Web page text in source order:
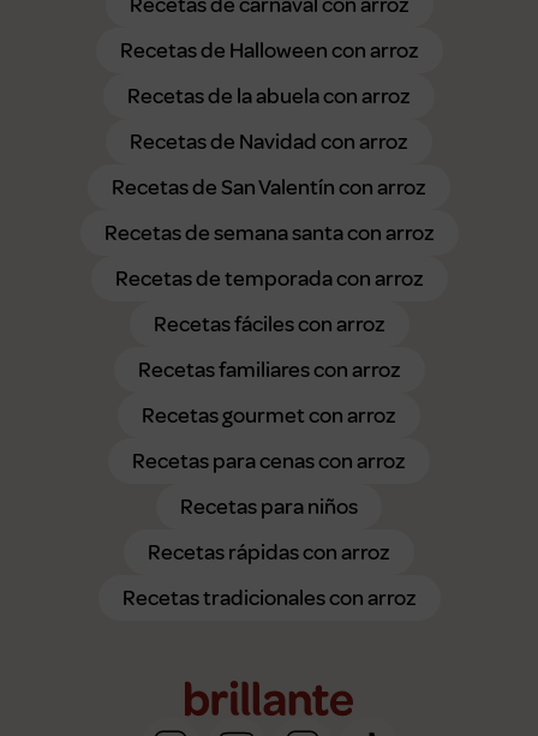
Recetas de Halloween con arroz
Recetas de la abuela con arroz
Recetas de Navidad con arroz
Recetas de San Valentín con arroz
Recetas de semana santa con arroz
Recetas de temporada con arroz
Recetas fáciles con arroz
Recetas familiares con arroz
Recetas gourmet con arroz
Recetas para cenas con arroz
Recetas para niños
Recetas rápidas con arroz
Recetas tradicionales con arroz